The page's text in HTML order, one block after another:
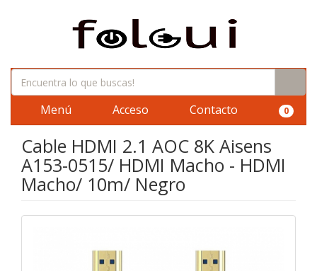
Menú Acceso Contacto 0
Cable HDMI 2.1 AOC 8K Aisens
A153-0515/ HDMI Macho - HDMI
Macho/ 10m/ Negro